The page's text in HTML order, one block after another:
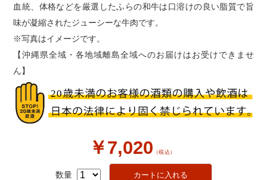
血統、体格などを厳選したふらの和牛は口溶けの良い脂質で旨
味が凝縮されたジューシーな牛肉です。
※写真はイメージです。
【沖縄県全域・各地域離島全域へのお届けはお受けできませ
ん】
￥7,020 （税込）
数量